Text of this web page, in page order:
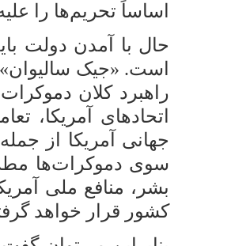
اساساً تحریم‌ها را
حال با آمدن دولت
است. «جیک
راهبرد کلان
اتحادهای آمریکا،
جهانی آمریکا از
سوی دموکرات‌ها
بشر، منافع ملی
کشور قرار خواهد